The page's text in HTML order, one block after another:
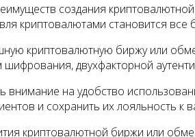
создания
криптовалютами становится
криптовалютную биржу или
двухфакторной
внимание на удобство
и сохранить их лояльность к
криптовалютной биржи или